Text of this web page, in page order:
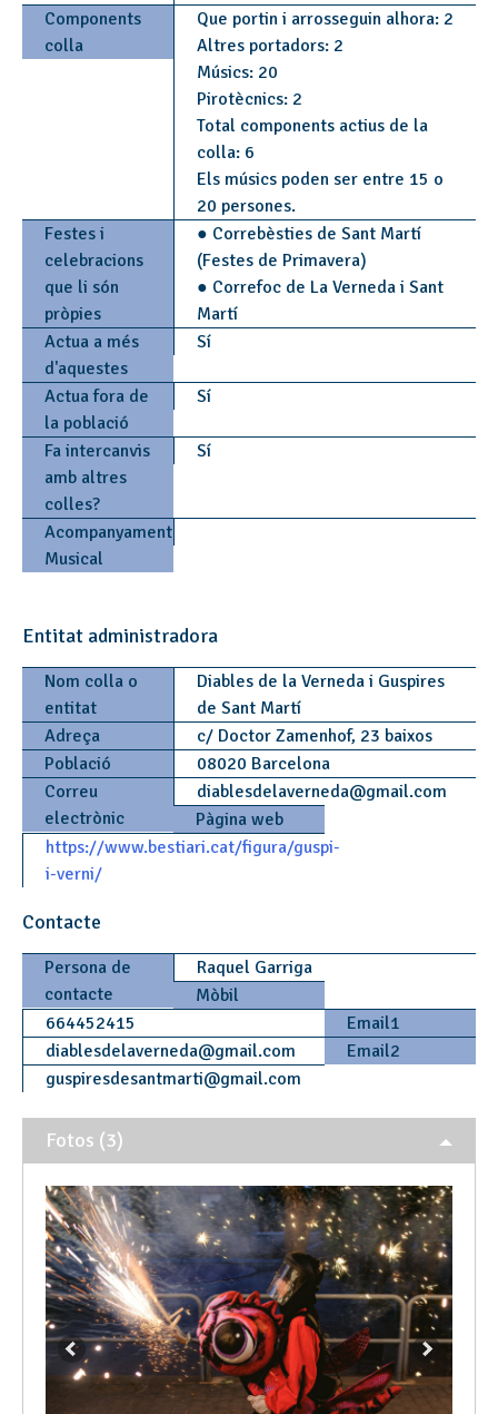
Components
colla
Que portin i arrosseguin alhora: 2
Altres portadors: 2
Músics: 20
Pirotècnics: 2
Total components actius de la
colla: 6
Els músics poden ser entre 15 o
20 persones.
Festes i
celebracions
que li són
pròpies
● Correbèsties de Sant Martí
(Festes de Primavera)
● Correfoc de La Verneda i Sant
Martí
Actua a més
d'aquestes
Sí
Actua fora de
la població
Sí
Fa intercanvis
amb altres
colles?
Sí
Acompanyament
Musical
Entitat administradora
Nom colla o
entitat
Diables de la Verneda i Guspires
de Sant Martí
Adreça
c/ Doctor Zamenhof, 23 baixos
Població
08020 Barcelona
Correu
electrònic
diablesdelaverneda@gmail.com
Pàgina web
https://www.bestiari.cat/figura/guspi-
i-verni/
Contacte
Persona de
contacte
Raquel Garriga
Mòbil
664452415
Email1
diablesdelaverneda@gmail.com
Email2
guspiresdesantmarti@gmail.com
Fotos (3)